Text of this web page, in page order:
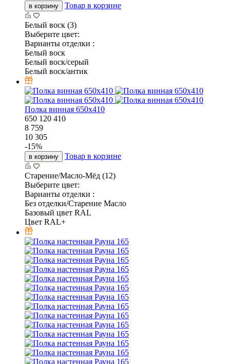
в корзину Товар в корзине
Белый воск (3)
Выберите цвет:
Варианты отделки :
Белый воск
Белый воск/серый
Белый воск/антик
Полка винная 650х410
650 120 410
8 759
10 305
-15%
в корзину Товар в корзине
Старение/Масло-Мёд (12)
Выберите цвет:
Варианты отделки :
Без отделки/Старение Масло
Базовый цвет RAL
Цвет RAL+